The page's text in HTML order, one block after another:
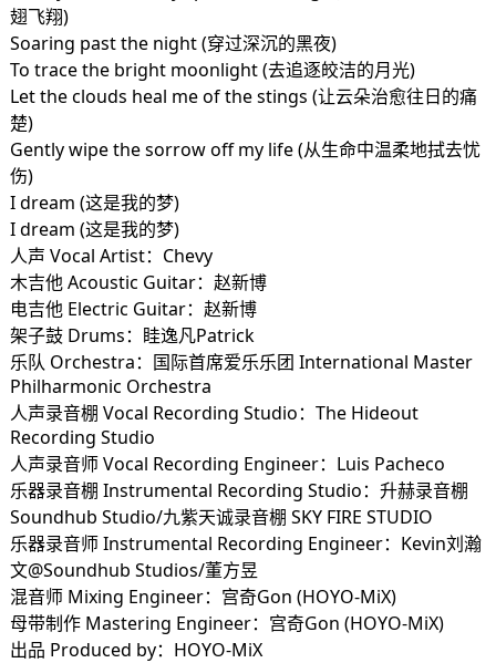
翅飞翔)
Soaring past the night (穿过深沉的黑夜)
To trace the bright moonlight (去追逐皎洁的月光)
Let the clouds heal me of the stings (让云朵治愈往日的痛
楚)
Gently wipe the sorrow off my life (从生命中温柔地拭去忧
伤)
I dream (这是我的梦)
I dream (这是我的梦)
人声 Vocal Artist：Chevy
木吉他 Acoustic Guitar：赵新博
电吉他 Electric Guitar：赵新博
架子鼓 Drums：眭逸凡Patrick
乐队 Orchestra：国际首席爱乐乐团 International Master
Philharmonic Orchestra
人声录音棚 Vocal Recording Studio：The Hideout
Recording Studio
人声录音师 Vocal Recording Engineer：Luis Pacheco
乐器录音棚 Instrumental Recording Studio：升赫录音棚
Soundhub Studio/九紫天诚录音棚 SKY FIRE STUDIO
乐器录音师 Instrumental Recording Engineer：Kevin刘瀚
文@Soundhub Studios/董方昱
混音师 Mixing Engineer：宫奇Gon (HOYO-MiX)
母带制作 Mastering Engineer：宫奇Gon (HOYO-MiX)
出品 Produced by：HOYO-MiX